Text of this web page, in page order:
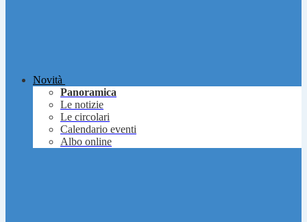
Novità
Panoramica
Le notizie
Le circolari
Calendario eventi
Albo online